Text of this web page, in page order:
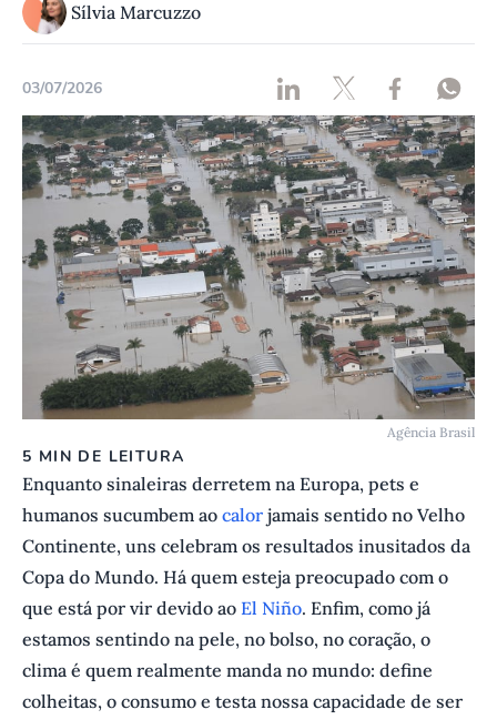
Sílvia Marcuzzo
03/07/2026
Agência Brasil
5 MIN DE LEITURA
Enquanto sinaleiras derretem na Europa, pets e
humanos sucumbem ao calor jamais sentido no Velho
Continente, uns celebram os resultados inusitados da
Copa do Mundo. Há quem esteja preocupado com o
que está por vir devido ao El Niño. Enfim, como já
estamos sentindo na pele, no bolso, no coração, o
clima é quem realmente manda no mundo: define
colheitas, o consumo e testa nossa capacidade de ser